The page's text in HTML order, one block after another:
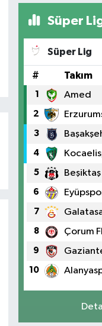
Süper
Süper Lig
# Takım
1 Amed
2
3
4
5 Beşiktaş
6
7
8 Çorum
9
10